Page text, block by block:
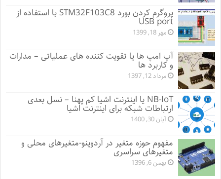
پروگرم کردن بورد STM32F103C8 با استفاده از
USB port
مهر 18, 1399
آپ امپ ها یا تقویت کننده های عملیاتی – مدارات
و کاربرد ها
مرداد 12, 1397
NB-IoT یا اینترنت اشیا کم پهنا – نسل بعدی
ارتباطات شبکه برای اینترنت اشیا
آبان 30, 1400
مفهوم حوزه متغیر در آردوینو-متغیرهای محلی و
متغیرهای سراسری
بهمن 6, 1396